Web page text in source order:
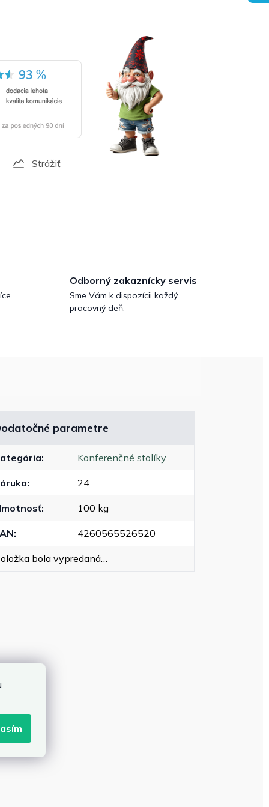
Strážiť
Odborný zakaznícky servis
Sme Vám k dispozícii každý
pracovný deň.
parametre
: Konferenčné stolíky
: 24
: 100 kg
: 4260565526520
bola vypredaná…